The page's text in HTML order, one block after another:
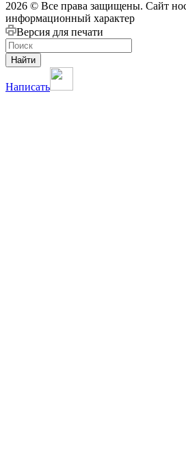
2026 © Все права защищены. Сайт
информационный характер
Версия для печати
Найти
Написать